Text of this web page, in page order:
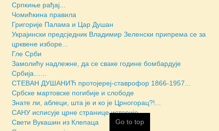
Српкиње рађај...
Чомићкина правила
Григорије Палама и Цар Душан
Украјински предсједник Владимир Зеленски припрема се за
црквене изборе...
Гле Срби
Замолићу надлежне, да се сваке године бомбардује
Србија…...
СТЕВАН ДУШАНИЋ протојереј-ставрофор 1866-1957...
Србске мартовске погибије и слободе
Знате ли, аблеци, шта је и ко је Црногорац?!...
САНУ исписује црне странице историје
Свети Вукашин из Клепаца
Go to top